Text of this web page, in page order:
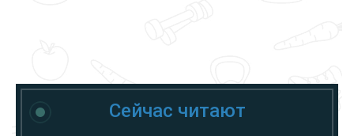
Сейчас читают